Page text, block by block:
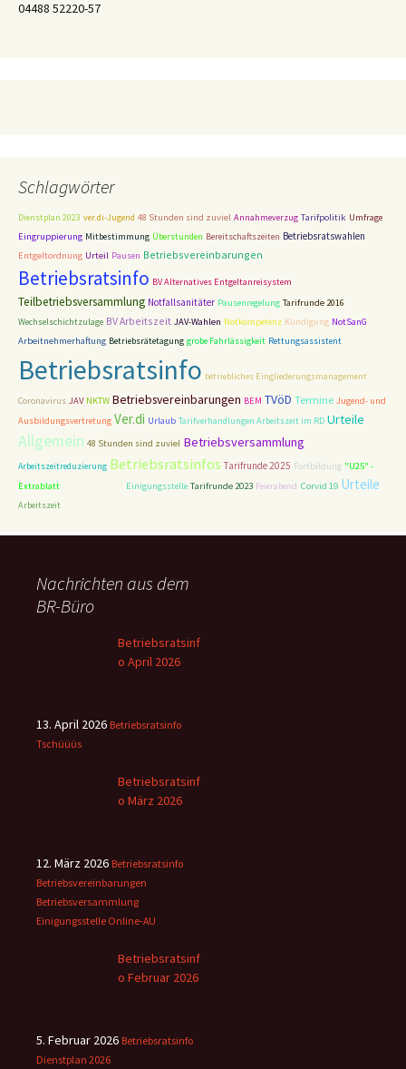
04488 52220-57
Schlagwörter
Dienstplan 2023 ver.di-Jugend 48 Stunden sind zuviel Annahmeverzug Tarifpolitik Umfrage
Eingruppierung Mitbestimmung Überstunden Bereitschaftszeiten Betriebsratswahlen
Entgeltordnung Urteil Pausen Betriebsvereinbarungen
Betriebsratsinfo BV Alternatives Entgeltanreisystem
Teilbetriebsversammlung Notfallsanitäter Pausenregelung Tarifrunde 2016
Wechselschichtzulage BV Arbeitszeit JAV-Wahlen Notkompetenz Kündigung NotSanG
Arbeitnehmerhaftung Betriebsrätetagung grobe Fahrlässigkeit Rettungsassistent
Betriebsratsinfo betriebliches Eingliederungsmanagement
Coronavirus JAV NKTW Betriebsvereinbarungen BEM TVöD Termine Jugend- und
Ausbildungsvertretung Ver.di Urlaub Tarifverhandlungen Arbeitszeit im RD Urteile
Allgemein 48 Stunden sind zuviel Betriebsversammlung
Arbeitszeitreduzierung Betriebsratsinfos Tarifrunde 2025 Fortbildung "U25" -
Extrablatt
Einigungsstelle Tarifrunde 2023 Feierabend Corvid 19 Urteile
Arbeitszeit
Nachrichten aus dem
BR-Büro
Betriebsratsinf
o April 2026
13. April 2026 Betriebsratsinfo
Tschüüüs
Betriebsratsinf
o März 2026
12. März 2026 Betriebsratsinfo
Betriebsvereinbarungen
Betriebsversammlung
Einigungsstelle Online-AU
Betriebsratsinf
o Februar 2026
5. Februar 2026 Betriebsratsinfo
Dienstplan 2026